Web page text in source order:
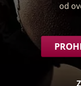
od